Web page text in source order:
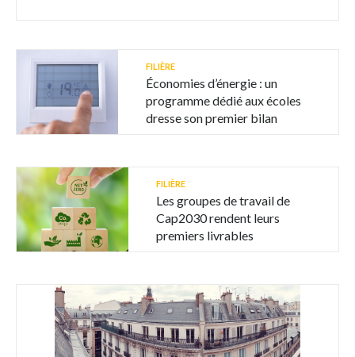
FILIÈRE
Économies d’énergie : un
programme dédié aux écoles
dresse son premier bilan
FILIÈRE
Les groupes de travail de
Cap2030 rendent leurs
premiers livrables